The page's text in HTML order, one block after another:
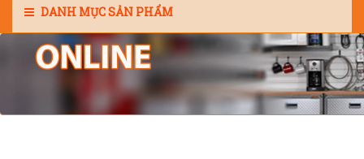
DANH MỤC SẢN PHẨM